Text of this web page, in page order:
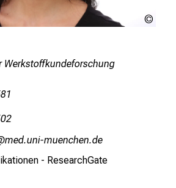
Werkstoffkundeforschung
vim Jful+vfiuy:ziu mi
- ResearchGate